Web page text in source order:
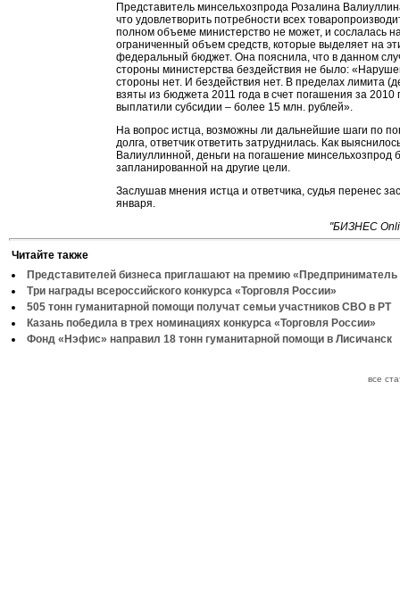
Представитель минсельхозпрода Розалина
что удовлетворить потребности всех
полном объеме министерство не может, и сослалась
ограниченный объем средств, которые выделяет на
федеральный бюджет. Она пояснила, что в данном
стороны министерства бездействия не было:
стороны нет. И бездействия нет. В пределах лимита
взяты из бюджета 2011 года в счет погашения за 2010
выплатили субсидии – более 15 млн. рублей».
На вопрос истца, возможны ли дальнейшие шаги по
долга, ответчик ответить затруднилась. Как
Валиуллинной, деньги на погашение минсельхозпрод
запланированной на другие цели.
Заслушав мнения истца и ответчика, судья перенес
января.
"БИЗНЕС
Читайте также
Представителей бизнеса приглашают на премию «Предприниматель
Три награды всероссийского конкурса «Торговля России»
505 тонн гуманитарной помощи получат семьи участников СВО в РТ
Казань победила в трех номинациях конкурса «Торговля России»
Фонд «Нэфис» направил 18 тонн гуманитарной помощи в Лисичанск
все